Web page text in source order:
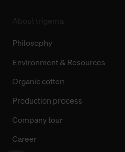
Philosophy
Environment & Resources
Organic cotten
Production process
Company tour
Career